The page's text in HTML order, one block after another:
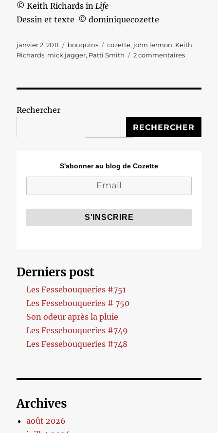
© Keith Richards inLife
Dessin et texte © dominiquecozette
Publié
le
janvier 2, 2011 Catégories
bouquins Étiquettes
cozette, john lennon, Keith
Richards, mick jagger, Patti Smith 2 commentairessur
groupe
d’amis.
Dites
Rechercher
RECHERCHER
S'abonner au blog de Cozette
Derniers post
Les Fessebouqueries #751
Les Fessebouqueries # 750
Son odeur après la pluie
Les Fessebouqueries #749
Les Fessebouqueries #748
Archives
août 2026